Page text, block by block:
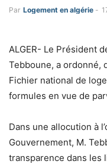
Par Logement en algérie -
ALGER- Le Président
Tebboune, a ordonné,
Fichier national de
formules en vue de
Dans une allocution à
Gouvernement, M.
transparence dans les